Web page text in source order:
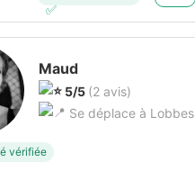
Maud
5/5 (2 avis)
Se déplace à Lobbes
vérifiée